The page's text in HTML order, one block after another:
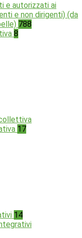
e autorizzati ai
e non dirigenti) (da
788
8
17
14